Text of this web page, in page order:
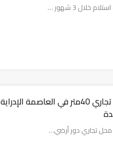
خلال 3 شهور …
محل تجاري 40متر في العاصمة الإدراية
محل تجاري دور أرضي…